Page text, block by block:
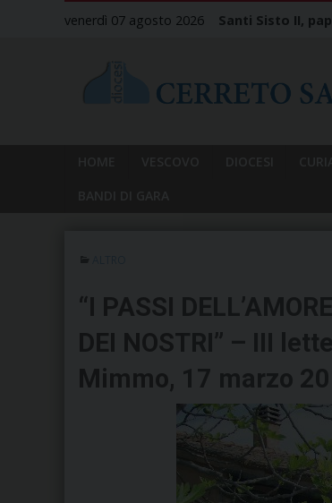
venerdì 07 agosto 2026 Santi Sisto II,
“I PASSI
DEI NOSTRI” – III
Mimmo, 17 marzo